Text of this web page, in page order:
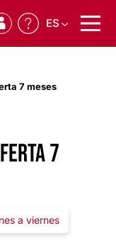
ES
7 meses
7
a viernes